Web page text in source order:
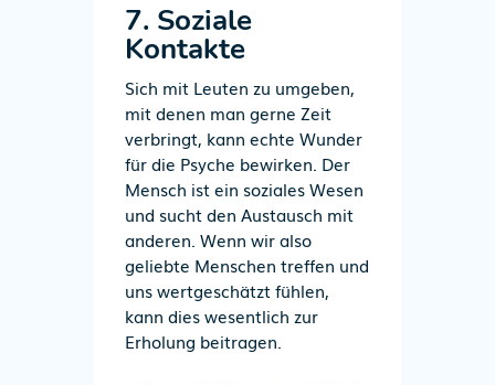
7. Soziale
Kontakte
Sich mit Leuten zu umgeben,
mit denen man gerne Zeit
verbringt, kann echte Wunder
für die Psyche bewirken. Der
Mensch ist ein soziales Wesen
und sucht den Austausch mit
anderen. Wenn wir also
geliebte Menschen treffen und
uns wertgeschätzt fühlen,
kann dies wesentlich zur
Erholung beitragen.